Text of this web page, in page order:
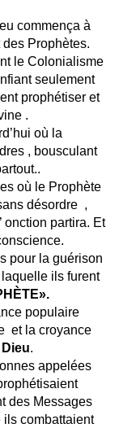
commença à
Prophètes.
le Colonialisme
seulement
prophétiser et
.
où la
, bousculant
où le Prophète
désordre ,
onction partira. Et
pour la guérison
ils furent
populaire
et la croyance
.
appelées
des Messages
combattaient